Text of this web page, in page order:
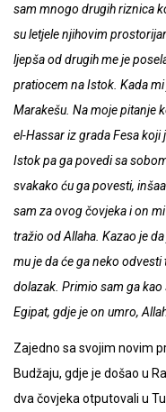
sam mnogo drugih riznica
su letjele njihovim
ljepša od drugih me je
pratiocem na Istok. Kada
Marakešu. Na moje pitanje
el-Hassar iz grada Fesa koji
Istok pa ga povedi sa
svakako ću ga povesti,
sam za ovog čovjeka i on
tražio od Allaha. Kazao je
mu je da će ga neko
dolazak. Primio sam ga
Egipat, gdje je on umro,
Zajedno sa svojim novim
Budžaju, gdje je došao u
dva čovjeka otputovali u